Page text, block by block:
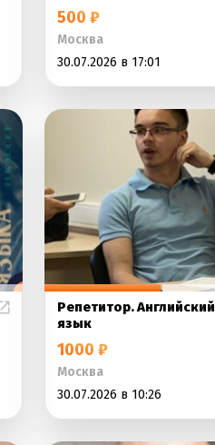
500 ₽
Москва
30.07.2026 в 17:01
Репетитор. Английский
язык
1000 ₽
Москва
30.07.2026 в 10:26